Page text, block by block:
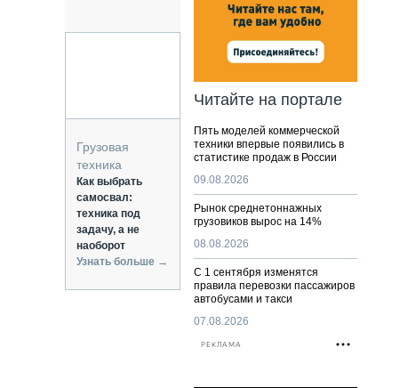
Грузовая
техника
Как выбрать
самосвал:
техника под
задачу, а не
наоборот
Узнать больше →
Читайте на портале
Пять моделей коммерческой
техники впервые появились в
статистике продаж в России
09.08.2026
Рынок среднетоннажных
грузовиков вырос на 14%
08.08.2026
С 1 сентября изменятся
правила перевозки пассажиров
автобусами и такси
07.08.2026
РЕКЛАМА